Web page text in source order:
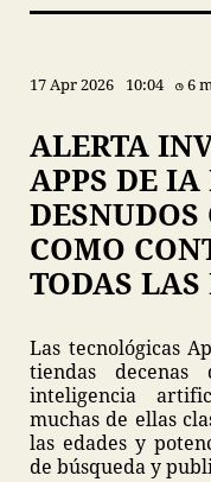
17 Apr 2026 10:04 6
ALERTA
APPS DE IA
COMO
TODAS LAS
Las tecnológicas
tiendas
inteligencia
muchas de ellas
las edades y
de búsqueda y